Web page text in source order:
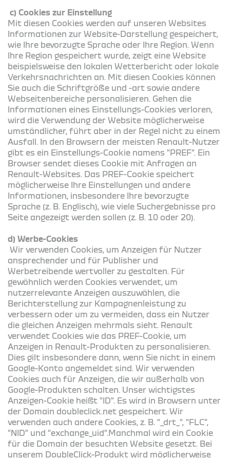
c) Cookies zur Einstellung
Mit diesen Cookies werden auf unseren Websites
Informationen zur Website-Darstellung gespeichert,
wie Ihre bevorzugte Sprache oder Ihre Region. Wenn
Ihre Region gespeichert wurde, zeigt eine Website
beispielsweise den lokalen Wetterbericht oder lokale
Verkehrsnachrichten an. Mit diesen Cookies können
Sie auch die Schriftgröße und -art sowie andere
Webseitenbereiche personalisieren. Gehen die
Informationen eines Einstellungs-Cookies verloren,
wird die Verwendung der Website möglicherweise
umständlicher, führt aber in der Regel nicht zu einem
Ausfall. In den Browsern der meisten Renault-Nutzer
gibt es ein Einstellungs-Cookie namens "PREF". Ein
Browser sendet dieses Cookie mit Anfragen an
Renault-Websites. Das PREF-Cookie speichert
möglicherweise Ihre Einstellungen und andere
Informationen, insbesondere Ihre bevorzugte
Sprache (z. B. Englisch), wie viele Suchergebnisse pro
Seite angezeigt werden sollen (z. B. 10 oder 20).
d) Werbe-Cookies
Wir verwenden Cookies, um Anzeigen für Nutzer
ansprechender und für Publisher und
Werbetreibende wertvoller zu gestalten. Für
gewöhnlich werden Cookies verwendet, um
nutzerrelevante Anzeigen auszuwählen, die
Berichterstellung zur Kampagnenleistung zu
verbessern oder um zu vermeiden, dass ein Nutzer
die gleichen Anzeigen mehrmals sieht. Renault
verwendet Cookies wie das PREF-Cookie, um
Anzeigen in Renault-Produkten zu personalisieren.
Dies gilt insbesondere dann, wenn Sie nicht in einem
Google-Konto angemeldet sind. Wir verwenden
Cookies auch für Anzeigen, die wir außerhalb von
Google-Produkten schalten. Unser wichtigstes
Anzeigen-Cookie heißt "ID". Es wird in Browsern unter
der Domain doubleclick.net gespeichert. Wir
verwenden auch andere Cookies, z. B. "_drt_", "FLC",
"NID" und "exchange_uid".Manchmal wird ein Cookie
für die Domain der besuchten Website gesetzt. Bei
unserem DoubleClick-Produkt wird möglicherweise